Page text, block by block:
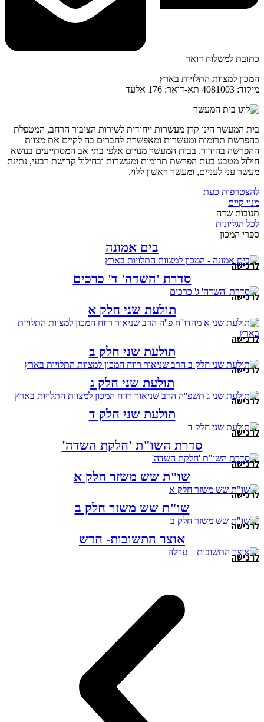
כתובת למשלוח דואר
המכון למצוות התלויות בארץ
מיקוד: 4081003 תא-דואר: 176 אלעד
בית המעשר הינו קרן מעשרות ייחודית לשירות הציבור הרחב, המטפלת
בהפרשת תרומות ומעשרות ומאפשרת לחברים בה לקיים את מצוות
ההפרשה בהידור. בבית המעשר מנויים אלפי בתי אב המסתייעים בנושא
חילול מטבע בעת הפרשת תרומות ומעשרות ובחילול קדושת רבעי, נתינת
מעשר עני לעניים, ומעשר ראשון ללוי.
להצטרפות כעת
מנוי קיים
תנובות שדה
לכל הגליונות
ספרי המכון
בים אמונה
לרכישה
סדרת 'השדה' ד' כרכים
לרכישה
תולעת שני חלק א
לרכישה
תולעת שני חלק ב
לרכישה
תולעת שני חלק ג
לרכישה
תולעת שני חלק ד
לרכישה
סדרת השו"ת 'חלקת השדה'
לרכישה
שו"ת שש משזר חלק א
לרכישה
שו"ת שש משזר חלק ב
לרכישה
אוצר התשובות- חדש
לרכישה